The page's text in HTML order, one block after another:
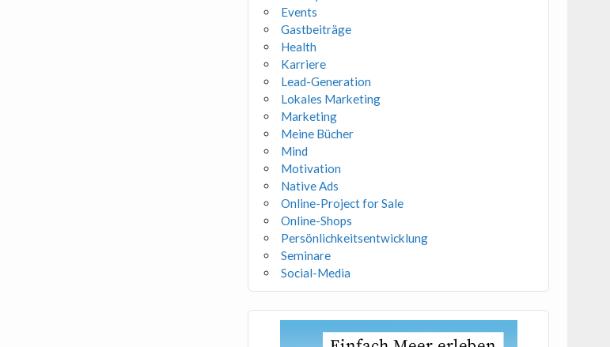
Events
Gastbeiträge
Health
Karriere
Lead-Generation
Lokales Marketing
Marketing
Meine Bücher
Mind
Motivation
Native Ads
Online-Project for Sale
Online-Shops
Persönlichkeitsentwicklung
Seminare
Social-Media